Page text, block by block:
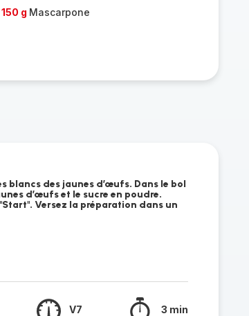
150 g Mascarpone
blancs des jaunes d’œufs. Dans le bol
d’œufs et le sucre en poudre.
Versez la préparation dans un
V7 3 min